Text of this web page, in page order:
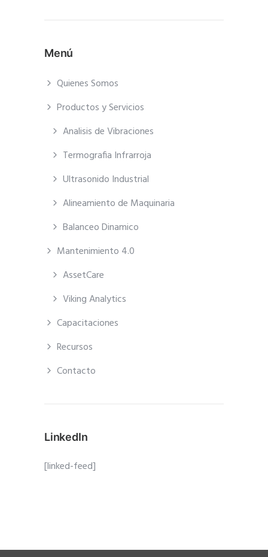
Menú
Quienes Somos
Productos y Servicios
Analisis de Vibraciones
Termografia Infrarroja
Ultrasonido Industrial
Alineamiento de Maquinaria
Balanceo Dinamico
Mantenimiento 4.0
AssetCare
Viking Analytics
Capacitaciones
Recursos
Contacto
LinkedIn
[linked-feed]